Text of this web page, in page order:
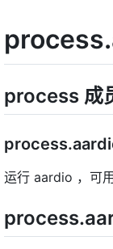
process 成
运行 aardio ，可